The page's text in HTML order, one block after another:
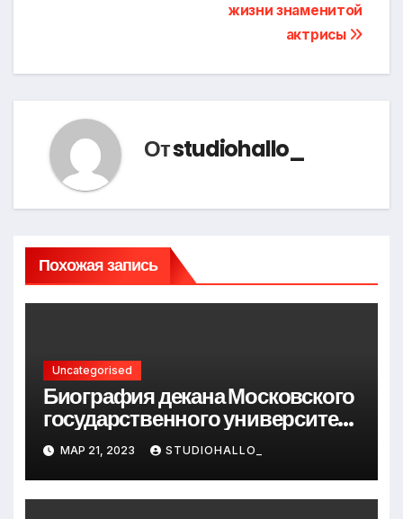
жизни знаменитой
актрисы
Отstudiohallo_
Похожая запись
Uncategorised
Биография декана Московского
государственного университета
Андрея Сидорова — от студента
до руководителя
МАР 21, 2023 STUDIOHALLO_